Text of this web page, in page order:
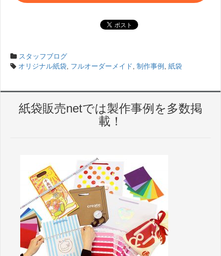
スタッフブログ
オリジナル紙袋 フルオーダーメイド 制作事例 紙袋
紙袋販売netでは製作事例を多数掲
載！